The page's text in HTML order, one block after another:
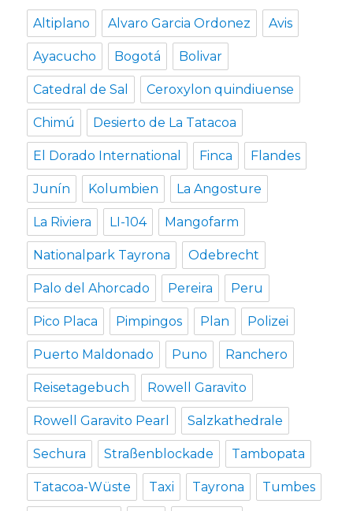
Altiplano Alvaro Garcia Ordonez Avis
Ayacucho Bogotá Bolivar
Catedral de Sal Ceroxylon quindiuense
Chimú Desierto de La Tatacoa
El Dorado International Finca Flandes
Junín Kolumbien La Angosture
La Riviera LI-104 Mangofarm
Nationalpark Tayrona Odebrecht
Palo del Ahorcado Pereira Peru
Pico Placa Pimpingos Plan Polizei
Puerto Maldonado Puno Ranchero
Reisetagebuch Rowell Garavito
Rowell Garavito Pearl Salzkathedrale
Sechura Straßenblockade Tambopata
Tatacoa-Wüste Taxi Tayrona Tumbes